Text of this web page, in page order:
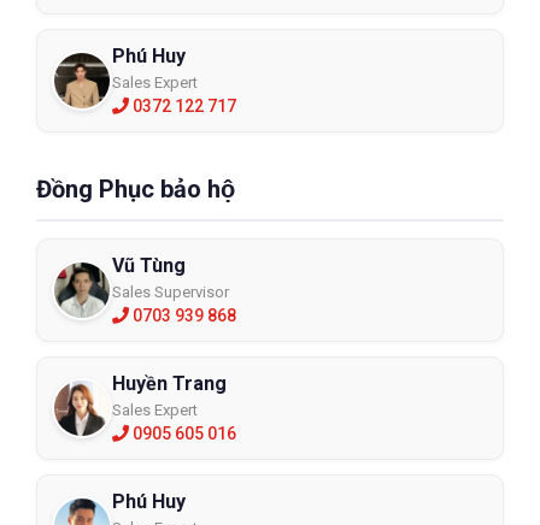
Phú Huy
Sales Expert
0372 122 717
Đồng Phục bảo hộ
Vũ Tùng
Sales Supervisor
0703 939 868
Huyền Trang
Sales Expert
0905 605 016
Phú Huy